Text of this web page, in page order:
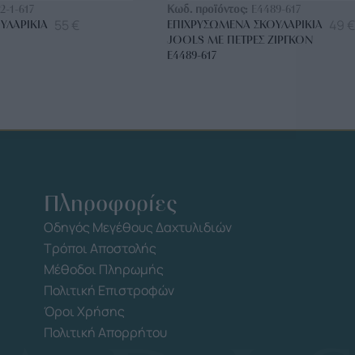
1-617
Κωδ. προϊόντος: E4489-617
ΕΠΙΧΡΥΣΩΜΈΝΑ ΣΚΟΥΛΑΡΊΚΙΑ
JOOLS ΜΕ ΠΈΤΡΕΣ ΖΙΡΓΚΌΝ
E4489-617
Πληροφορίες
Οδηγός Μεγέθους Δαχτυλιδιών
Τρόποι Αποστολής
Μέθοδοι Πληρωμής
Πολιτική Επιστροφών
Όροι Χρήσης
Πολιτική Απορρήτου